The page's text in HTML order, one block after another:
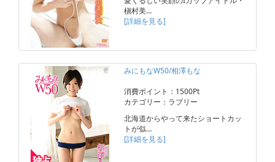
槇村美…
[詳細を見る]
みにもなW50/相澤もな
消費ポイント：1500Pt
カテゴリー：ラブリー
北海道からやって来たショートカッ
トが似…
[詳細を見る]